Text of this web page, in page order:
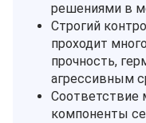
решениями в
Строгий
проходит
прочность,
агрессивным
Соответствие
компоненты